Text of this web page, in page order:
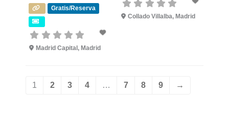
Gratis/Reserva
Madrid Capital, Madrid
Collado Villalba, Madrid
1 2 3 4 … 7 8 9 →